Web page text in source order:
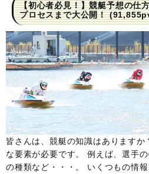
【初心者必見！】競艇予想の仕
プロセスまで大公開！
皆さんは、競艇の知識はありますか
な要素が必要です。 例えば、選手
の種類など・・・。 いくつもの情報